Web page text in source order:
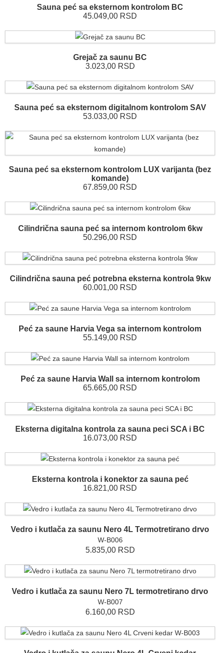
Sauna peć sa eksternom kontrolom BC
45.049,00 RSD
Grejač za saunu BC
3.023,00 RSD
Sauna peć sa eksternom digitalnom kontrolom SAV
53.033,00 RSD
Sauna peć sa eksternom kontrolom LUX varijanta (bez
komande)
67.859,00 RSD
Cilindrična sauna peć sa internom kontrolom 6kw
50.296,00 RSD
Cilindrična sauna peć potrebna eksterna kontrola 9kw
60.001,00 RSD
Peć za saune Harvia Vega sa internom kontrolom
55.149,00 RSD
Peć za saune Harvia Wall sa internom kontrolom
65.665,00 RSD
Eksterna digitalna kontrola za sauna peci SCA i BC
16.073,00 RSD
Eksterna kontrola i konektor za sauna peć
16.821,00 RSD
Vedro i kutlača za saunu Nero 4L Termotretirano drvo
W-B006
5.835,00 RSD
Vedro i kutlača za saunu Nero 7L termotretirano drvo
W-B007
6.160,00 RSD